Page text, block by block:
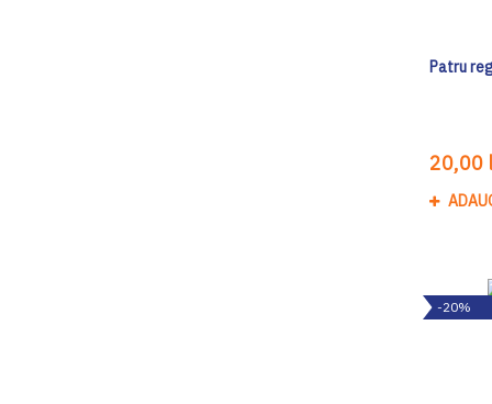
Patru
20,00
-20%